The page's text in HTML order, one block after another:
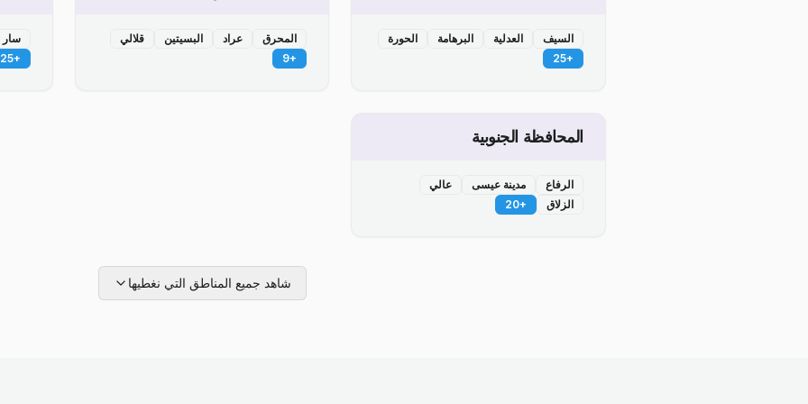
السيف العدلية البرهامة
الحورة
+
25
المحرق عراد البسيتين
قلالي
+
9
سار
+
25
المحافظة الجنوبية
الرفاع مدينة عيسى
عالي
الزلاق
+
20
شاهد جميع المناطق التي نغطيها